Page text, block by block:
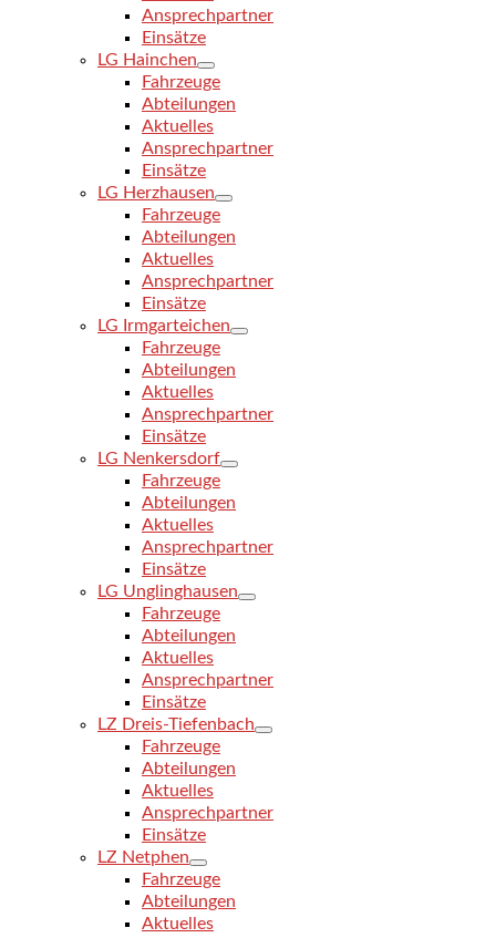
Ansprechpartner
Einsätze
LG Hainchen
Fahrzeuge
Abteilungen
Aktuelles
Ansprechpartner
Einsätze
LG Herzhausen
Fahrzeuge
Abteilungen
Aktuelles
Ansprechpartner
Einsätze
LG Irmgarteichen
Fahrzeuge
Abteilungen
Aktuelles
Ansprechpartner
Einsätze
LG Nenkersdorf
Fahrzeuge
Abteilungen
Aktuelles
Ansprechpartner
Einsätze
LG Unglinghausen
Fahrzeuge
Abteilungen
Aktuelles
Ansprechpartner
Einsätze
LZ Dreis-Tiefenbach
Fahrzeuge
Abteilungen
Aktuelles
Ansprechpartner
Einsätze
LZ Netphen
Fahrzeuge
Abteilungen
Aktuelles